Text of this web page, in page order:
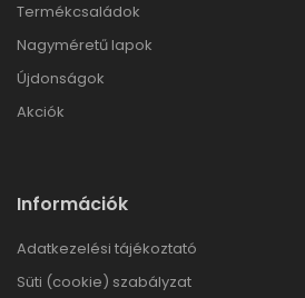
Termékcsaládok
Nagyméretű lapok
Újdonságok
Akciók
Információk
Adatkezelési tájékoztató
Süti (cookie) szabályzat